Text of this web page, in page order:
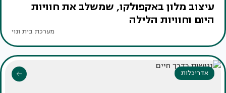
עיצוב מלון באקפולקו, שמשלב את חוויות
היום וחוויות הלילה
מערכת בית ונוי
אדריכלות